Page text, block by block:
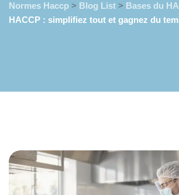
Normes Haccp > Blog List > Bases du
HACCP : simplifiez tout et gagnez du